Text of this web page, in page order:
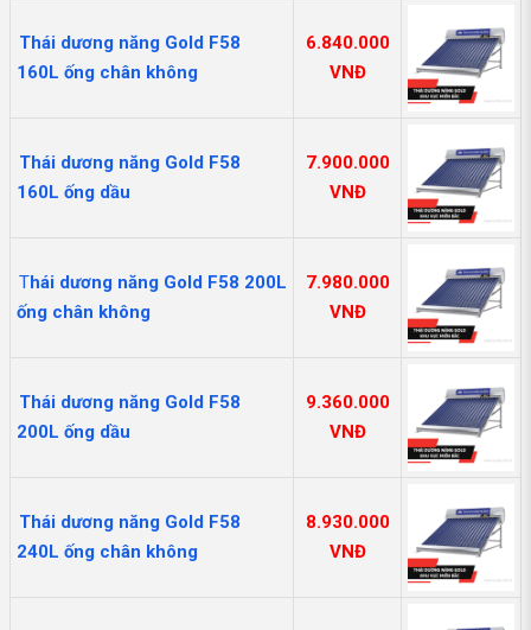
Thái dương năng Gold F58
160L ống chân không
6.840.000
VNĐ
Thái dương năng Gold F58
160L ống dầu
7.900.000
VNĐ
Thái dương năng Gold F58 200L
ống chân không
7.980.000
VNĐ
Thái dương năng Gold F58
200L ống dầu
9.360.000
VNĐ
Thái dương năng Gold F58
240L ống chân không
8.930.000
VNĐ